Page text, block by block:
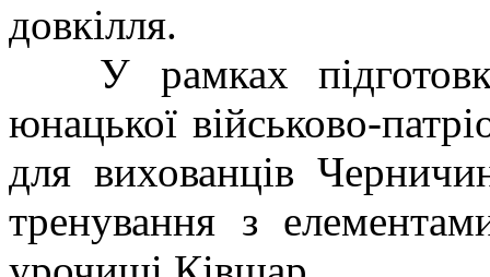
довкілля.
У рамках
юнацької військово-
для вихованців
тренування з